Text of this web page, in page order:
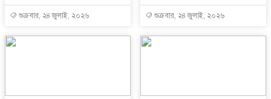
শুক্রবার, ২৪ জুলাই, ২০২৬ শুক্রবার, ২৪ জুলাই, ২০২৬